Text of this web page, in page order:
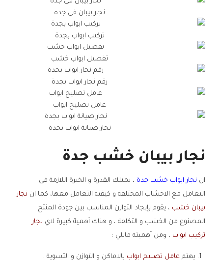
نجار بيبان في جده
تركيب ابواب بجدة
تفصيل ابواب خشب
رقم نجار ابواب بجدة
عامل تصليح ابواب
نجار صيانة ابواب بجدة
نجار بيبان خشب جدة
ان نجار ابواب خشب جدة ، يمتلك القدرة و الخبرة اللازمة في
التعامل مع الاخشاب المختلفة و كيفية التعامل معها، كما ان نجار
بيبان خشب ، يقوم بإيجاد التوازن المناسب بين جودة المنتج
المصنوع من الخشب و التكلفة ، و هناك أهمية كبيرة لاي نجار
تركيب ابواب ، ومن أهميته مايلي :
يهتم عامل تصليح ابواب بالاماكن و التوازن و التسوية .